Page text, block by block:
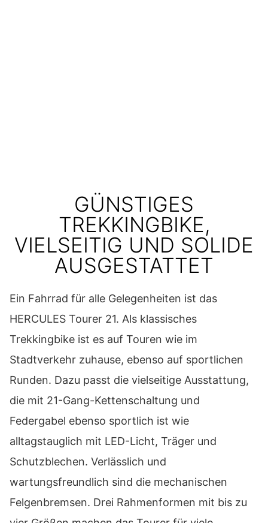
GÜNSTIGES
TREKKINGBIKE,
VIELSEITIG UND SOLIDE
AUSGESTATTET
Ein Fahrrad für alle Gelegenheiten ist das
HERCULES Tourer 21. Als klassisches
Trekkingbike ist es auf Touren wie im
Stadtverkehr zuhause, ebenso auf sportlichen
Runden. Dazu passt die vielseitige Ausstattung,
die mit 21-Gang-Kettenschaltung und
Federgabel ebenso sportlich ist wie
alltagstauglich mit LED-Licht, Träger und
Schutzblechen. Verlässlich und
wartungsfreundlich sind die mechanischen
Felgenbremsen. Drei Rahmenformen mit bis zu